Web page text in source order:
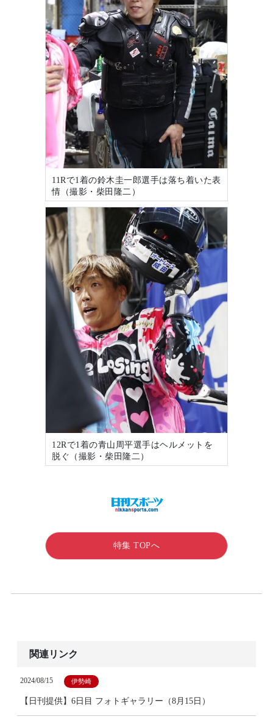
11Rで1着の鈴木圭一郎選手は落ち着いた表
情（撮影・柴田隆二）
12Rで1着の青山周平選手はヘルメットを
脱ぐ（撮影・柴田隆二）
特集 TOPへ
関連リンク
2024/08/15 伊勢崎
【日刊提供】6日目 フォトギャラリー（8月15日）